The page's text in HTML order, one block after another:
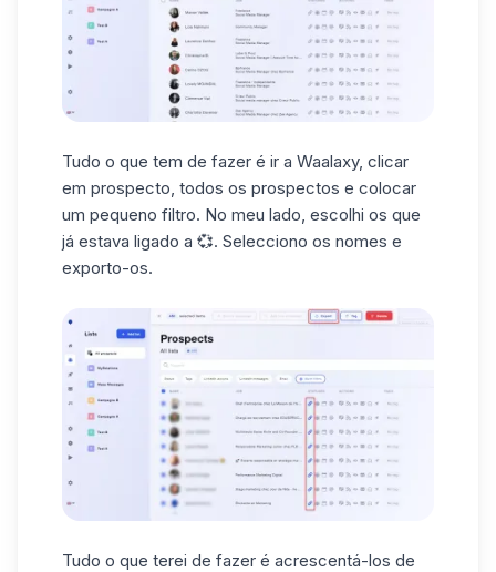
Tudo o que tem de fazer é ir a Waalaxy, clicar
em prospecto, todos os prospectos e colocar
um pequeno filtro. No meu lado, escolhi os que
já estava ligado a 💞. Selecciono os nomes e
exporto-os.
Tudo o que terei de fazer é acrescentá-los de